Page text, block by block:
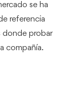
se ha
referencia
donde probar
compañía.